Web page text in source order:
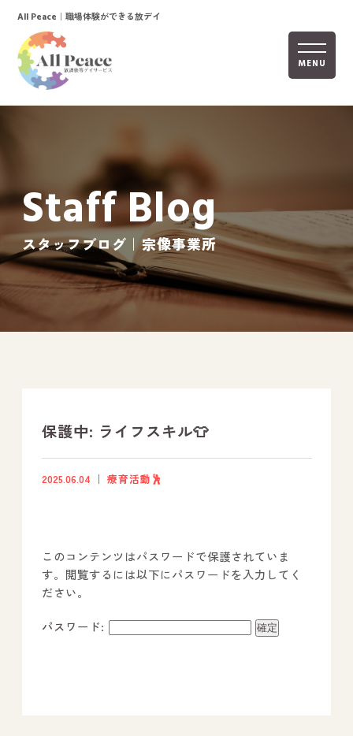
MENU
ホーム
活動内容
ご利用までの流れ
採用情報
自己評価表
社内行事
事業所のご案内
－ オールピース宗像事業所
－ オールピース福津事業所
All Peace ｜職場体験ができる放デイ
Staff Blog
スタッフブログ｜宗像事業所
保護中: ライフスキル👕
2025.06.04 療育活動🕺
このコンテンツはパスワードで保護されていま
す。閲覧するには以下にパスワードを入力してく
ださい。
パスワード: